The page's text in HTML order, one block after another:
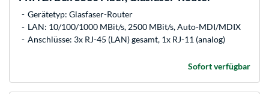
Gerätetyp: Glasfaser-Router
LAN: 10/100/1000 MBit/s, 2500 MBit/s, Auto-MDI/MDIX
Anschlüsse: 3x RJ-45 (LAN) gesamt, 1x RJ-11 (analog)
Sofort verfügbar